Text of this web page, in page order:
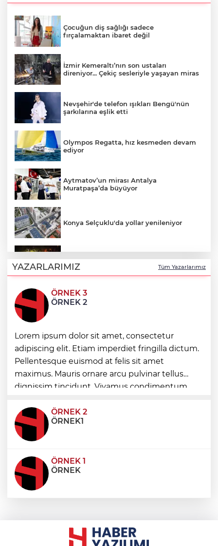
Çocuğun diş sağlığı sadece
fırçalamaktan ibaret değil
İzmir Kemeraltı’nın son ustaları
direniyor... Çekiç sesleriyle yaşayan miras
Nevşehir'de telefon ışıkları Bengü'nün
şarkılarına eşlik etti
Olympos Regatta, hız kesmeden devam
ediyor
Aytmatov’un mirası Antalya
Muratpaşa’da büyüyor
Konya Selçuklu'da yollar yenileniyor
asfalt dokunuşu
Simge’nin doğum günü sahnede
kutlandı!
Gülben Ergen’den Yavru Vatan'da 'yapay
zekâ' çıkışı
Buca Metrosu’nda dev adım
YAZARLARIMIZ Tüm Yazarlarımız
ÖRNEK 3
ÖRNEK 2
Lorem ipsum dolor sit amet, consectetur
adipiscing elit. Etiam imperdiet fringilla dictum.
Pellentesque euismod at felis sit amet
maximus. Mauris ornare arcu pulvinar tellus
dignissim tincidunt. Vivamus condimentum
condimentum eros et, faucibus sapien. Praese
ÖRNEK 2
ÖRNEK1
ÖRNEK 1
ÖRNEK